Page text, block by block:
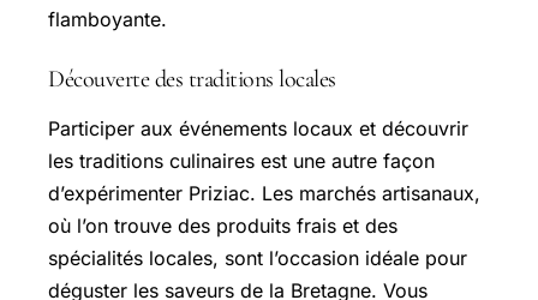
flamboyante.
Découverte des traditions locales
Participer aux événements locaux et découvrir
les traditions culinaires est une autre façon
d’expérimenter Priziac. Les marchés artisanaux,
où l’on trouve des produits frais et des
spécialités locales, sont l’occasion idéale pour
déguster les saveurs de la Bretagne. Vous